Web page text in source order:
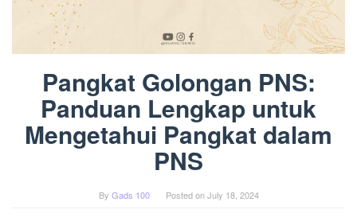
Pangkat Golongan PNS:
Panduan Lengkap untuk
Mengetahui Pangkat dalam
PNS
By Gads 100 Posted onJuly 18, 2024